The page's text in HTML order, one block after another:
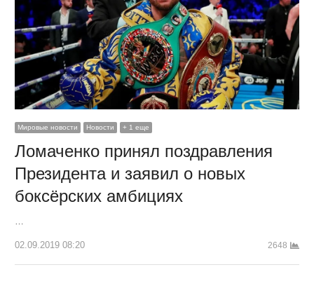
Мировые новости Новости + 1 еще
Ломаченко принял поздравления
Президента и заявил о новых
боксёрских амбициях
02.09.2019 08:20 2648